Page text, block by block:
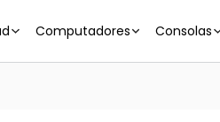
Computadores Consolas